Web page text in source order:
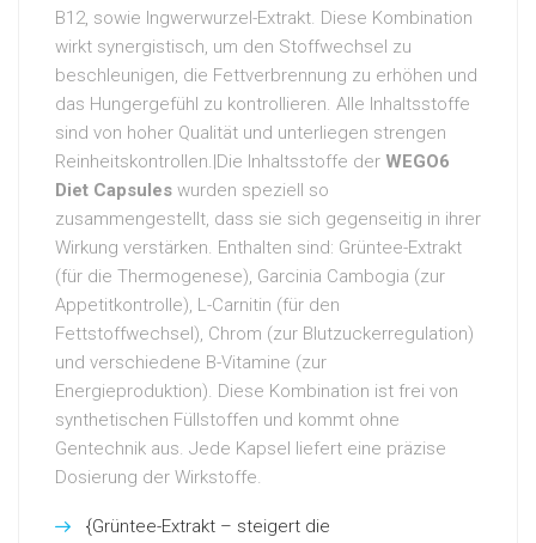
B12, sowie Ingwerwurzel-Extrakt. Diese Kombination
wirkt synergistisch, um den Stoffwechsel zu
beschleunigen, die Fettverbrennung zu erhöhen und
das Hungergefühl zu kontrollieren. Alle Inhaltsstoffe
sind von hoher Qualität und unterliegen strengen
Reinheitskontrollen.|Die Inhaltsstoffe der WEGO6
Diet Capsules wurden speziell so
zusammengestellt, dass sie sich gegenseitig in ihrer
Wirkung verstärken. Enthalten sind: Grüntee-Extrakt
(für die Thermogenese), Garcinia Cambogia (zur
Appetitkontrolle), L-Carnitin (für den
Fettstoffwechsel), Chrom (zur Blutzuckerregulation)
und verschiedene B-Vitamine (zur
Energieproduktion). Diese Kombination ist frei von
synthetischen Füllstoffen und kommt ohne
Gentechnik aus. Jede Kapsel liefert eine präzise
Dosierung der Wirkstoffe.
{Grüntee-Extrakt – steigert die